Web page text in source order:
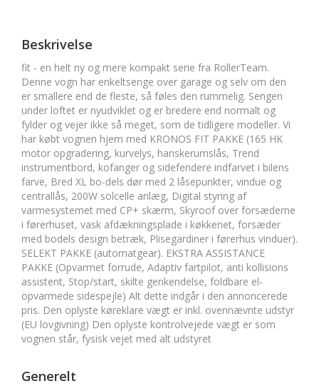
Beskrivelse
fit - en helt ny og mere kompakt serie fra RollerTeam.
Denne vogn har enkeltsenge over garage og selv om den
er smallere end de fleste, så føles den rummelig. Sengen
under loftet er nyudviklet og er bredere end normalt og
fylder og vejer ikke så meget, som de tidligere modeller. Vi
har købt vognen hjem med KRONOS FIT PAKKE (165 HK
motor opgradering, kurvelys, hanskerumslås, Trend
instrumentbord, kofanger og sidefendere indfarvet i bilens
farve, Bred XL bo-dels dør med 2 låsepunkter, vindue og
centrallås, 200W solcelle anlæg, Digital styring af
varmesystemet med CP+ skærm, Skyroof over forsæderne
i førerhuset, vask afdækningsplade i køkkenet, forsæder
med bodels design betræk, Plisegardiner i førerhus vinduer).
SELEKT PAKKE (automatgear). EKSTRA ASSISTANCE
PAKKE (Opvarmet forrude, Adaptiv fartpilot, anti kollisions
assistent, Stop/start, skilte genkendelse, foldbare el-
opvarmede sidespejle) Alt dette indgår i den annoncerede
pris. Den oplyste køreklare vægt er inkl. ovennævnte udstyr
(EU lovgivning) Den oplyste kontrolvejede vægt er som
vognen står, fysisk vejet med alt udstyret
Generelt